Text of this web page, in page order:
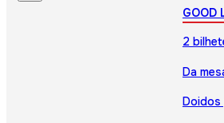
GOOD
2
Da